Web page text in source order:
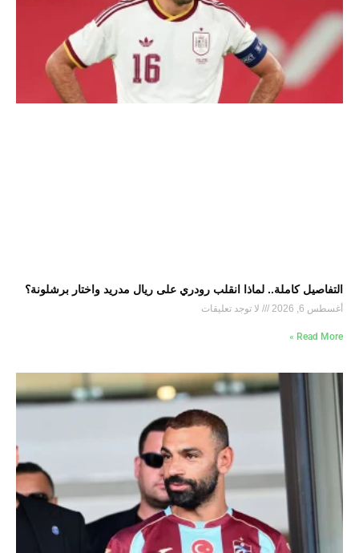
التفاصيل كاملة.. لماذا انقلب رودري على ريال مدريد واختار برشلونة؟
أغسطس 6, 2026 لا توجد تعليقات
Read More »